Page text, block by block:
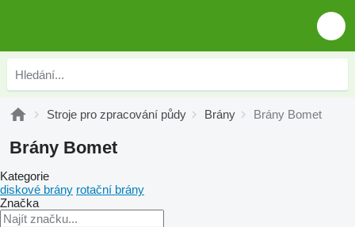
Stroje pro zpracování půdy Brány Brány Bomet
Brány Bomet
Kategorie
diskové brány rotační brány
Značka